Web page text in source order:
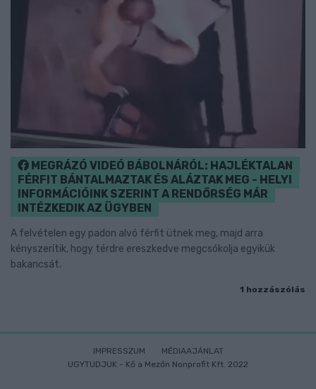
MEGRÁZÓ VIDEÓ BÁBOLNÁRÓL: HAJLÉKTALAN
FÉRFIT BÁNTALMAZTAK ÉS ALÁZTAK MEG - HELYI
INFORMÁCIÓINK SZERINT A RENDŐRSÉG MÁR
INTÉZKEDIK AZ ÜGYBEN
A felvételen egy padon alvó férfit ütnek meg, majd arra
kényszerítik, hogy térdre ereszkedve megcsókolja egyikük
bakancsát.
1 hozzászólás
IMPRESSZUM
MÉDIAAJÁNLAT
UGYTUDJUK - Kő a Mezőn Nonprofit Kft. 2022